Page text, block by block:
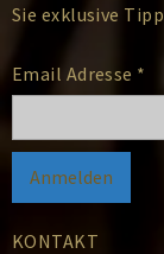
KONTAKT
Sie exklusive
Email Adresse *